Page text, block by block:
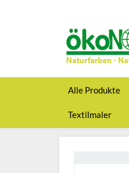
Alle Produkte
Textilmaler